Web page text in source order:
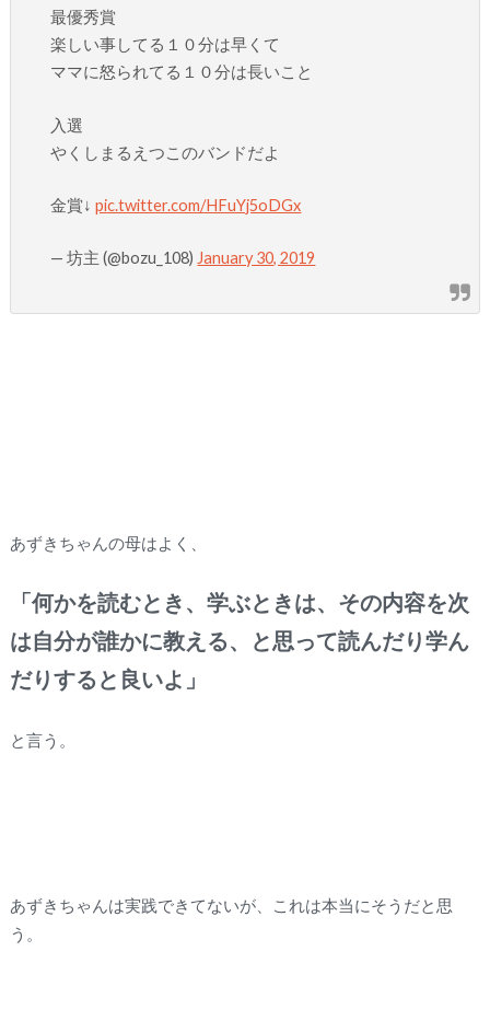
最優秀賞
楽しい事してる１０分は早くて
ママに怒られてる１０分は長いこと
入選
やくしまるえつこのバンドだよ
金賞↓pic.twitter.com/HFuYj5oDGx
— 坊主 (@bozu_108) January 30, 2019
あずきちゃんの母はよく、
「何かを読むとき、学ぶときは、その内容を次
は自分が誰かに教える、と思って読んだり学ん
だりすると良いよ」
と言う。
あずきちゃんは実践できてないが、これは本当にそうだと思
う。